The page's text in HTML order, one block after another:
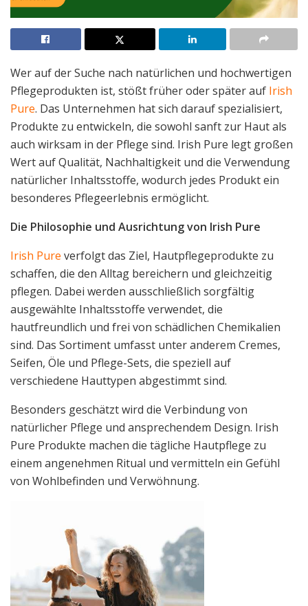
Wer auf der Suche nach natürlichen und hochwertigen
Pflegeprodukten ist, stößt früher oder später auf Irish
Pure. Das Unternehmen hat sich darauf spezialisiert,
Produkte zu entwickeln, die sowohl sanft zur Haut als
auch wirksam in der Pflege sind. Irish Pure legt großen
Wert auf Qualität, Nachhaltigkeit und die Verwendung
natürlicher Inhaltsstoffe, wodurch jedes Produkt ein
besonderes Pflegeerlebnis ermöglicht.
Die Philosophie und Ausrichtung von Irish Pure
Irish Pure verfolgt das Ziel, Hautpflegeprodukte zu
schaffen, die den Alltag bereichern und gleichzeitig
pflegen. Dabei werden ausschließlich sorgfältig
ausgewählte Inhaltsstoffe verwendet, die
hautfreundlich und frei von schädlichen Chemikalien
sind. Das Sortiment umfasst unter anderem Cremes,
Seifen, Öle und Pflege-Sets, die speziell auf
verschiedene Hauttypen abgestimmt sind.
Besonders geschätzt wird die Verbindung von
natürlicher Pflege und ansprechendem Design. Irish
Pure Produkte machen die tägliche Hautpflege zu
einem angenehmen Ritual und vermitteln ein Gefühl
von Wohlbefinden und Verwöhnung.